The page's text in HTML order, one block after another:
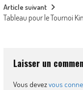
Article suivant
Tableau pour le Tournoi
Laisser un
Vous devezvous